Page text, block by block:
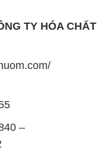
– 0906.387.866 –
CHẤT ĐẮC
Đắc Trường Phát